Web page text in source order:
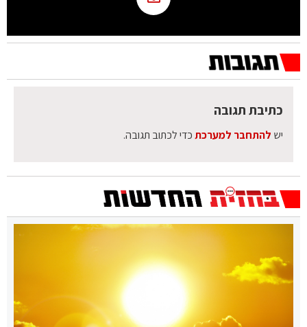
כתיבת תגובה
יש להתחבר למערכתכדי לכתוב תגובה.